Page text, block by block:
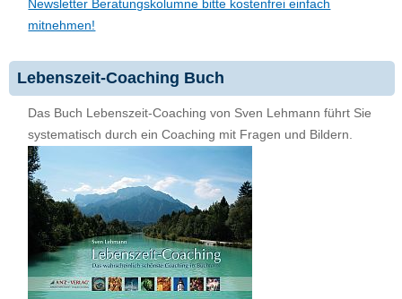
Newsletter Beratungskolumne bitte kostenfrei einfach
mitnehmen!
Lebenszeit-Coaching Buch
Das Buch Lebenszeit-Coaching von Sven Lehmann führt Sie
systematisch durch ein Coaching mit Fragen und Bildern.